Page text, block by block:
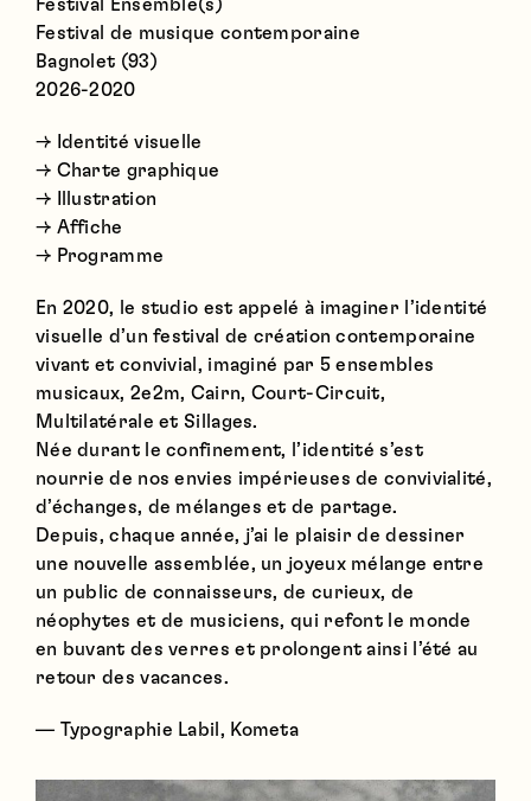
Festival Ensemble(s)
Festival de musique contemporaine
Bagnolet (93)
2026-2020
→ Identité visuelle
→ Charte graphique
→ Illustration
→ Affiche
→ Programme
En 2020, le studio est appelé à imaginer l’identité
visuelle d’un festival de création contemporaine
vivant et convivial, imaginé par 5 ensembles
musicaux, 2e2m, Cairn, Court-Circuit,
Multilatérale et Sillages.
Née durant le confinement, l’identité s’est
nourrie de nos envies impérieuses de convivialité,
d’échanges, de mélanges et de partage.
Depuis, chaque année, j’ai le plaisir de dessiner
une nouvelle assemblée, un joyeux mélange entre
un public de connaisseurs, de curieux, de
néophytes et de musiciens, qui refont le monde
en buvant des verres et prolongent ainsi l’été au
retour des vacances.
— Typographie Labil, Kometa